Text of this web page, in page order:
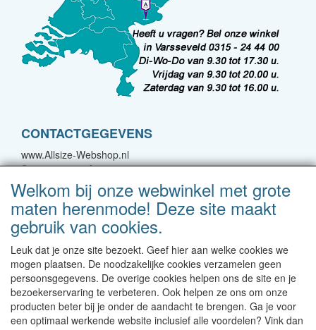
CONTACTGEGEVENS
www.Allsize-Webshop.nl
Spoorstraat 22A
7051 CJ Varsseveld
E-mail: bestellingen@forgreatmen.nl
Telefoon: 0315-244400
Neem contact met ons op!
Levertijd 1-2 werkdagen | Vanaf € 95 gratis verzending
binnen NL | Direct leverbaar uit eigen voorraad
Welkom bij onze webwinkel met grote
maten herenmode! Deze site maakt
gebruik van cookies.
Leuk dat je onze site bezoekt. Geef hier aan welke cookies we
mogen plaatsen. De noodzakelijke cookies verzamelen geen
persoonsgegevens. De overige cookies helpen ons de site en je
bezoekerservaring te verbeteren. Ook helpen ze ons om onze
producten beter bij je onder de aandacht te brengen. Ga je voor
een optimaal werkende website inclusief alle voordelen? Vink dan